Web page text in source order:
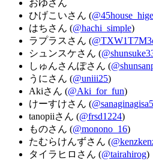
おゆさん
ひげこいさん (@45house_hige
はちさん (@hachi_simple)
ラプラスさん (
シュンスケさん (
しゅんさんぽさん (
うにさん (@uniii25)
Akiさん (@Aki_for_fun)
けーすけさん (
tanopiiさん (@frsd1224)
ものさん (@monono_16)
たむらけんずさん (
タイラヒロさん (@tairahirog)